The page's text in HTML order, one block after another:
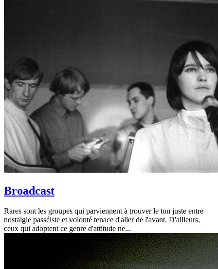
Broadcast
Rares sont les groupes qui parviennent à trouver le ton juste entre
nostalgie passéiste et volonté tenace d'aller de l'avant. D'ailleurs,
ceux qui adoptent ce genre d'attitude ne...